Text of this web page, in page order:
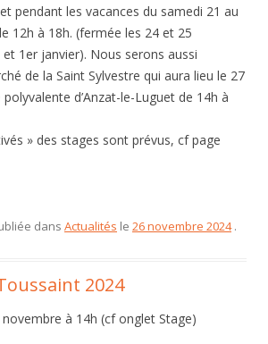
pendant les vacances du samedi 21 au
12h à 18h. (fermée les 24 et 25
1er janvier). Nous serons aussi
de la Saint Sylvestre qui aura lieu le 27
d’Anzat-le-Luguet de 14h à
» des stages sont prévus, cf page
dans Actualités le 26 novembre 2024 .
2024
à 14h (cf onglet Stage)